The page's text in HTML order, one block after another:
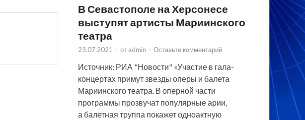
В Севастополе на Херсонесе
выступят артисты Мариинского
театра
23.07.2021 - от admin - Оставьте комментарий
Источник: РИА "Новости" «Участие в гала-
концертах примут звезды оперы и балета
Мариинского театра. В оперной части
программы прозвучат популярные арии,
а балетная труппа покажет одноактную